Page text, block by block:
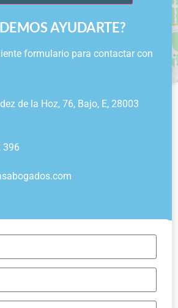
AYUDARTE?
formulario para contactar con
de la Hoz, 76, Bajo, E, 28003
396